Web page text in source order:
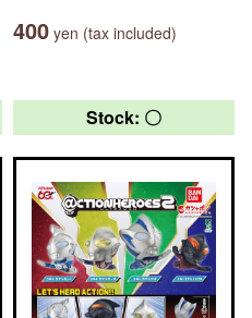
400 yen (tax included)
Stock: 〇